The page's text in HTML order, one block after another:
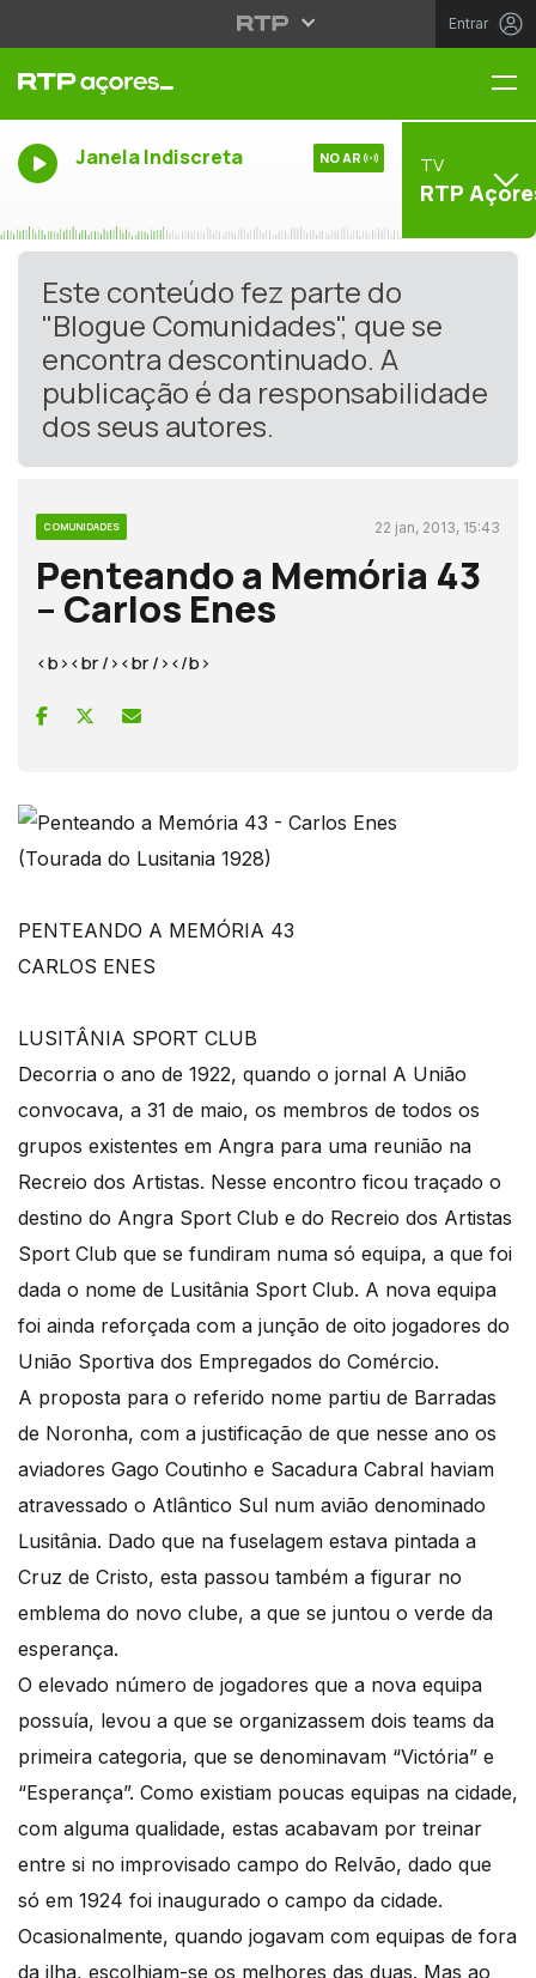
Entrar
Janela Indiscreta NO AR TV
RTP
Este conteúdo fez parte do
"Blogue Comunidades", que se
encontra descontinuado. A
publicação é da responsabilidade
dos seus autores.
COMUNIDADES 22 jan, 2013, 15:43
Penteando a Memória 43
– Carlos Enes
<b><br /><br /></b>
(Tourada do Lusitania 1928)
PENTEANDO A MEMÓRIA 43
CARLOS ENES
LUSITÂNIA SPORT CLUB
Decorria o ano de 1922, quando o jornal A União
convocava, a 31 de maio, os membros de todos os
grupos existentes em Angra para uma reunião na
Recreio dos Artistas. Nesse encontro ficou traçado o
destino do Angra Sport Club e do Recreio dos Artistas
Sport Club que se fundiram numa só equipa, a que foi
dada o nome de Lusitânia Sport Club. A nova equipa
foi ainda reforçada com a junção de oito jogadores do
União Sportiva dos Empregados do Comércio.
A proposta para o referido nome partiu de Barradas
de Noronha, com a justificação de que nesse ano os
aviadores Gago Coutinho e Sacadura Cabral haviam
atravessado o Atlântico Sul num avião denominado
Lusitânia. Dado que na fuselagem estava pintada a
Cruz de Cristo, esta passou também a figurar no
emblema do novo clube, a que se juntou o verde da
esperança.
O elevado número de jogadores que a nova equipa
possuía, levou a que se organizassem dois teams da
primeira categoria, que se denominavam “Victória” e
“Esperança”. Como existiam poucas equipas na cidade,
com alguma qualidade, estas acabavam por treinar
entre si no improvisado campo do Relvão, dado que
só em 1924 foi inaugurado o campo da cidade.
Ocasionalmente, quando jogavam com equipas de fora
da ilha, escolhiam-se os melhores das duas. Mas ao